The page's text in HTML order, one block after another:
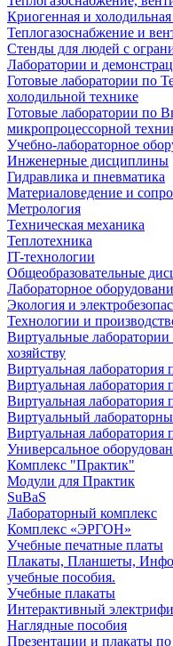
Криогенная и
Теплогазоснабжение и
Стенды для людей с
Лаборатории и
Готовые лаборатории по
холодильной технике
Готовые лаборатории по
микропроцессорной
Учебно-лабораторное
Инженерные дисциплины
Гидравлика и пневматика
Материаловедение и
Метрология
Техническая механика
Теплотехника
IT-технологии
Общеобразовательные
Лабораторное
Экология и
Технологии и
Виртуальные
хозяйству
Виртуальная лаборатория
Виртуальная лаборатория
Виртуальная лаборатория
Виртуальный
Виртуальная лаборатория
Универсальное
Комплекс "Практик"
Модули для Практик
SuBaS
Лабораторный комплекс
Комплекс «ЭРГОН»
Учебные печатные платы
Плакаты, Планшеты,
учебные пособия.
Учебные плакаты
Интерактивный
Наглядные пособия
Презентации и плакаты